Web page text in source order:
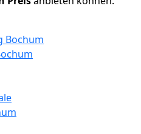
Bochum